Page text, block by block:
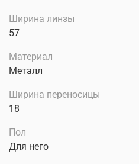
Ширина линзы
57
Материал
Металл
Ширина переносицы
18
Пол
Для него